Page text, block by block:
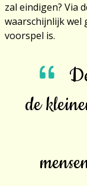
zal eindigen? Via
waarschijnlijk wel
voorspel is.
de